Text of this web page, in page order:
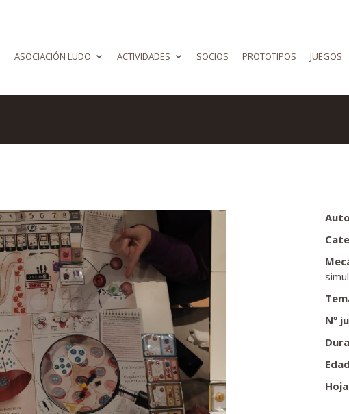
ASOCIACIÓN LUDO ACTIVIDADES SOCIOS PROTOTIPOS JUEGOS
Nº